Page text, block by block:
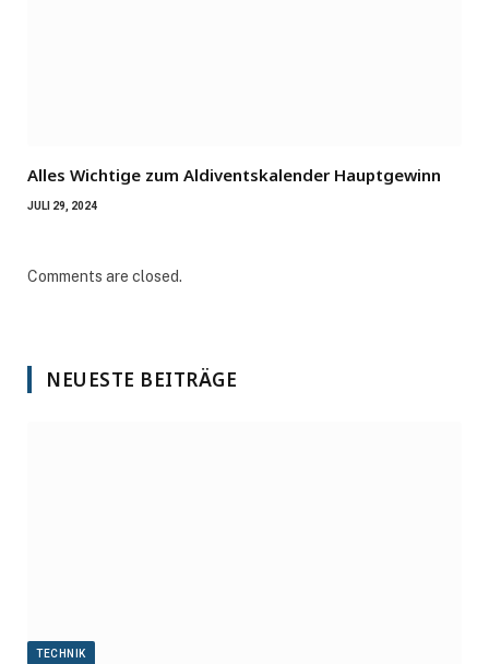
Alles Wichtige zum Aldiventskalender Hauptgewinn
JULI 29, 2024
Comments are closed.
NEUESTE BEITRÄGE
TECHNIK